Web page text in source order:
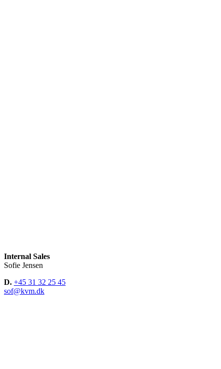
Internal Sales
Sofie Jensen
D. +45 31 32 25 45
sof@kvm.dk